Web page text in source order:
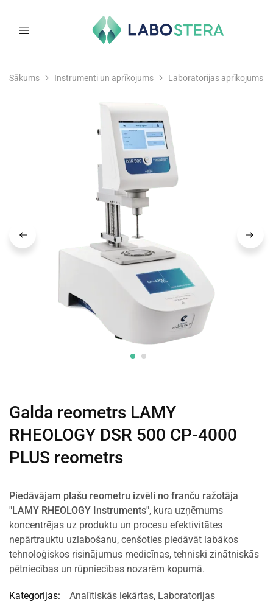
un
Sākums Instrumenti un aprīkojums Laboratorijas aprīkojums
Galda reometrs LAMY
RHEOLOGY DSR 500 CP-4000
PLUS reometrs
Piedāvājam plašu reometru izvēli no franču ražotāja
"LAMY RHEOLOGY Instruments", kura uzņēmums
koncentrējas uz produktu un procesu efektivitātes
nepārtrauktu uzlabošanu, cenšoties piedāvāt labākos
tehnoloģiskos risinājumus medicīnas, tehniski zinātniskās
pētniecības un rūpniecības nozarēm kopumā.
Kategorijas: Analītiskās iekārtas, Laboratorijas